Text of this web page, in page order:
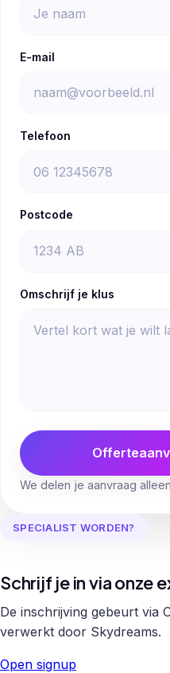
E-mail
Telefoon
Postcode
Omschrijf je klus
We delen je aanvraag
SPECIALIST WORDEN?
Schrijf je in via onze
De inschrijving gebeurt via
verwerkt door Skydreams.
Open signup